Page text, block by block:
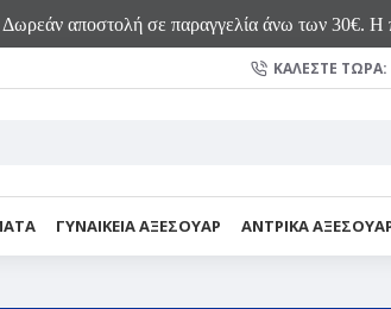
Δωρεάν αποστολή σε παραγγελία άνω των 30€. Η
ΚΑΛΈΣΤΕ ΤΏΡΑ:
ΓΥΝΑΙΚΕΙΑ ΑΞΕΣΟΥΑΡ ΑΝΤΡΙΚΑ